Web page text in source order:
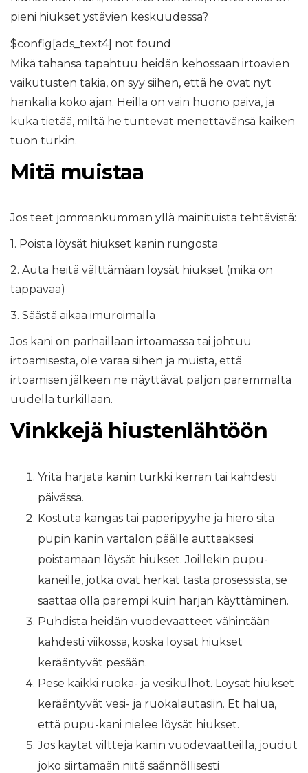
pieni hiukset ystävien keskuudessa?
$config[ads_text4] not found
Mikä tahansa tapahtuu heidän kehossaan irtoavien
vaikutusten takia, on syy siihen, että he ovat nyt
hankalia koko ajan. Heillä on vain huono päivä, ja
kuka tietää, miltä he tuntevat menettävänsä kaiken
tuon turkin.
Mitä muistaa
Jos teet jommankumman yllä mainituista tehtävistä:
1. Poista löysät hiukset kanin rungosta
2. Auta heitä välttämään löysät hiukset (mikä on
tappavaa)
3. Säästä aikaa imuroimalla
Jos kani on parhaillaan irtoamassa tai johtuu
irtoamisesta, ole varaa siihen ja muista, että
irtoamisen jälkeen ne näyttävät paljon paremmalta
uudella turkillaan.
Vinkkejä hiustenlähtöön
Yritä harjata kanin turkki kerran tai kahdesti
päivässä.
Kostuta kangas tai paperipyyhe ja hiero sitä
pupin kanin vartalon päälle auttaaksesi
poistamaan löysät hiukset. Joillekin pupu-
kaneille, jotka ovat herkät tästä prosessista, se
saattaa olla parempi kuin harjan käyttäminen.
Puhdista heidän vuodevaatteet vähintään
kahdesti viikossa, koska löysät hiukset
kerääntyvät pesään.
Pese kaikki ruoka- ja vesikulhot. Löysät hiukset
kerääntyvät vesi- ja ruokalautasiin. Et halua,
että pupu-kani nielee löysät hiukset.
Jos käytät vilttejä kanin vuodevaatteilla, joudut
joko siirtämään niitä säännöllisesti